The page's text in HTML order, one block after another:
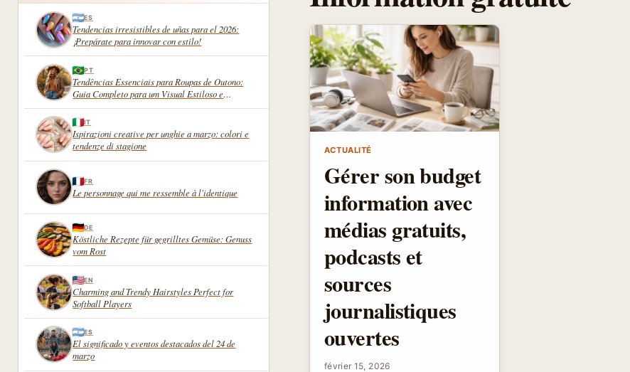
ACTUALITÉ
Gérer son budget
information avec
médias gratuits,
podcasts et
sources
journalistiques
ouvertes
février 15, 2026
ES
Tendencias irresistibles de uñas para el 2026:
¡Prepárate para innovar con estilo!
PT
Tendências Essenciais para Roupas de Outono:
Guia Completo para um Visual Estiloso e
Confortável
IT
Ispirazioni creative per unghie a marzo: colori e
tendenze di stagione
FR
Le personnage qui me ressemble à l'identique
DE
Köstliche Rezepte für gegrilltes Gemüse: Genuss
vom Rost
EN
Charming and Trendy Hairstyles Perfect for
Softball Players
ES
El significado y eventos destacados del 24 de
marzo